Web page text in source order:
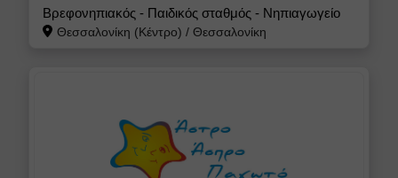
Βρεφονηπιακός - Παιδικός σταθμός - Νηπιαγωγείο
Θεσσαλονίκη (Κέντρο) / Θεσσαλονίκη